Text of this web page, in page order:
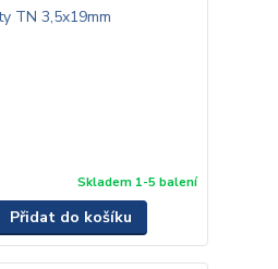
Skladem 1-5 balení
Přidat do košíku